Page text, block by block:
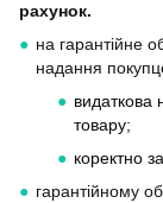
рахунок.
на гарантійне
надання
видаткова
товару;
коректно
гарантійному